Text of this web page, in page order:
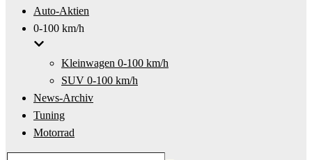
Auto-Aktien
0-100 km/h
Kleinwagen 0-100 km/h
SUV 0-100 km/h
News-Archiv
Tuning
Motorrad